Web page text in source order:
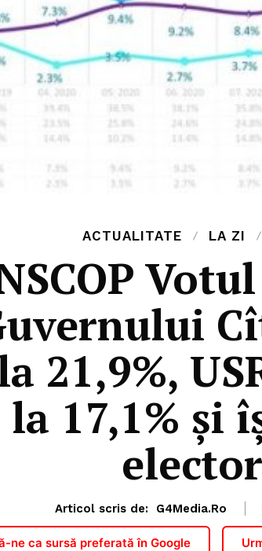
ACTUALITATE LA ZI
21,9%,
17,1% și
Articol scris de: G4Media.ro
ne ca sursă preferată în Google